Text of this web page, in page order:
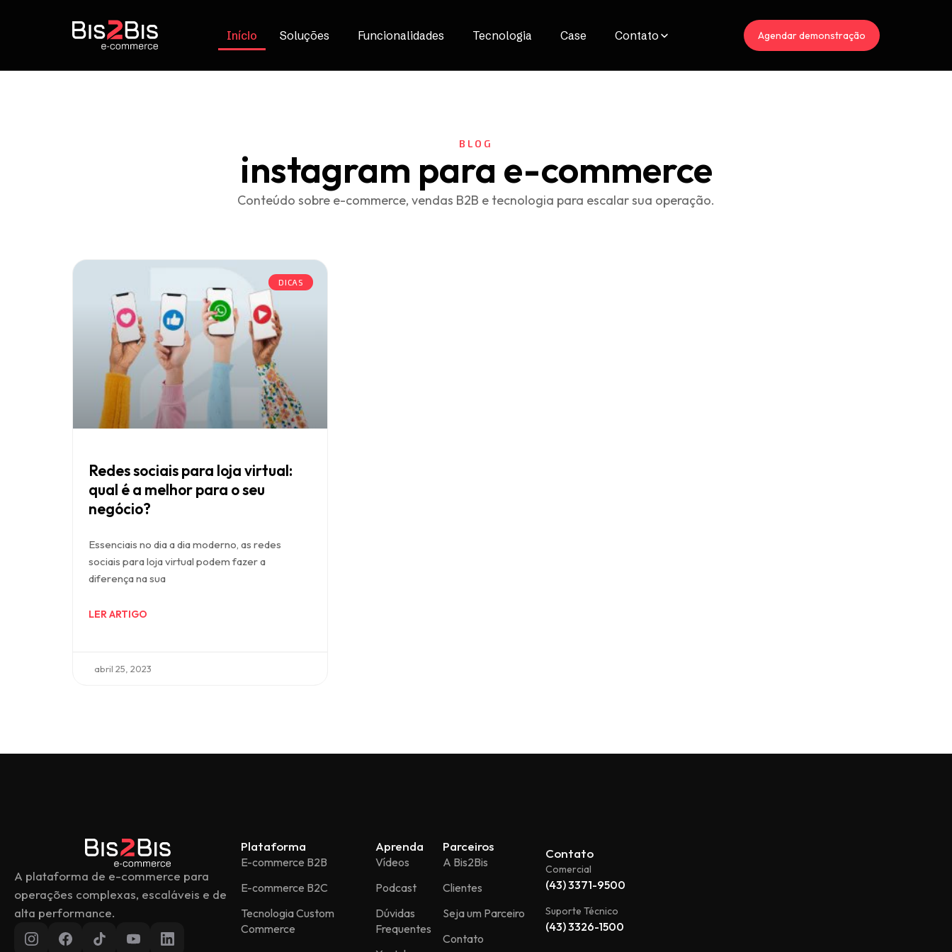
Início Soluções Funcionalidades Tecnologia Case Contato Agendar demonstração
BLOG
instagram para e-commerce
Conteúdo sobre e-commerce, vendas B2B e tecnologia para escalar sua operação.
DICAS
Redes sociais para loja virtual:
qual é a melhor para o seu
negócio?
Essenciais no dia a dia moderno, as redes
sociais para loja virtual podem fazer a
diferença na sua
LER ARTIGO
abril 25, 2023
A plataforma de e-commerce para
operações complexas, escaláveis e de
alta performance.
Plataforma
E-commerce B2B
E-commerce B2C
Tecnologia Custom
Commerce
Aprenda
Vídeos
Podcast
Dúvidas
Frequentes
Parceiros
A Bis2Bis
Clientes
Seja um Parceiro
Contato
Contato
Comercial
(43) 3371-9500
Suporte Técnico
(43) 3326-1500